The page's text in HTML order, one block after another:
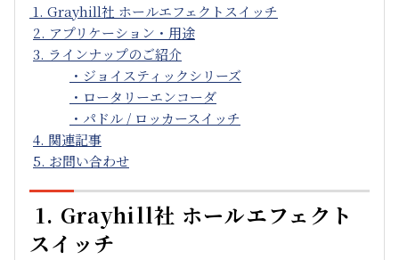
1. Grayhill社 ホールエフェクトスイッチ
2. アプリケーション・用途
3. ラインナップのご紹介
・ジョイスティックシリーズ
・ロータリーエンコーダ
・パドル / ロッカースイッチ
4. 関連記事
5. お問い合わせ
1. Grayhill社 ホールエフェクト
スイッチ